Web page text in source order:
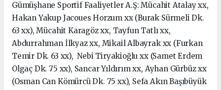
Gümüşhane Sportif Faaliyetler A.Ş: Mücahit Atalay xx,
Hakan Yakup Jacoues Horzum xx (Burak Sürmeli Dk.
63 xx), Mücahit Karagöz xx, Tayfun Tatlı xx,
Abdurrahman İlkyaz xx, Mikail Albayrak xx (Furkan
Temir Dk. 63 xx), Nebi Tiryakioğlu xx (Samet Erdem
Olgaç Dk. 75 xx), Sancar Yıldırım xx, Ayhan Gürbüz xx
(Osman Can Kömürcü Dk. 75 xx), Sefa Akın Başıbüyük